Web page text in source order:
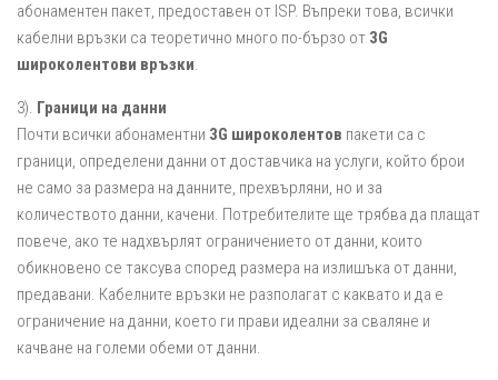
абонаментен пакет, предоставен от ISP. Въпреки това, всички
кабелни връзки са теоретично много по-бързо от 3G
широколентови връзки.
3). Граници на данни
Почти всички абонаментни 3G широколентов пакети са с
граници, определени данни от доставчика на услуги, който брои
не само за размера на данните, прехвърляни, но и за
количеството данни, качени. Потребителите ще трябва да плащат
повече, ако те надхвърлят ограничението от данни, които
обикновено се таксува според размера на излишъка от данни,
предавани. Кабелните връзки не разполагат с каквато и да е
ограничение на данни, което ги прави идеални за сваляне и
качване на големи обеми от данни.